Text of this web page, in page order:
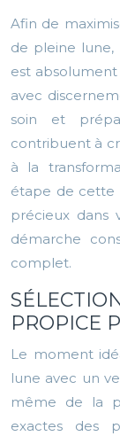
Afin de
de pleine
est
avec
soin et
contribuent à
à la
étape de cette
précieux dans
démarche
complet.
PROPICE
Le moment
lune avec un
même de la
exactes des